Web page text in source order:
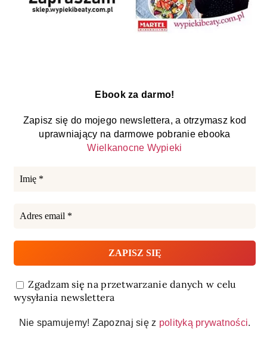
Ebook za darmo!
Zapisz się do mojego newslettera, a otrzymasz kod
uprawniający na darmowe pobranie ebooka
Wielkanocne Wypieki
Zgadzam się na przetwarzanie danych w celu
wysyłania newslettera
Nie spamujemy! Zapoznaj się z polityką prywatności.